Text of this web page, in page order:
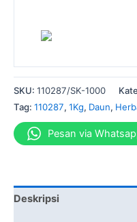
SKU: 110287/SK-1000
Tag: 110287, 1Kg, Daun,
Pesan via
Deskripsi